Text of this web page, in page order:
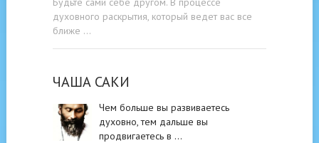
духовного раскрытия, который ведет вас все
ближе …
ЧАША САКИ
Чем больше вы развиваетесь
духовно, тем дальше вы
продвигаетесь в …